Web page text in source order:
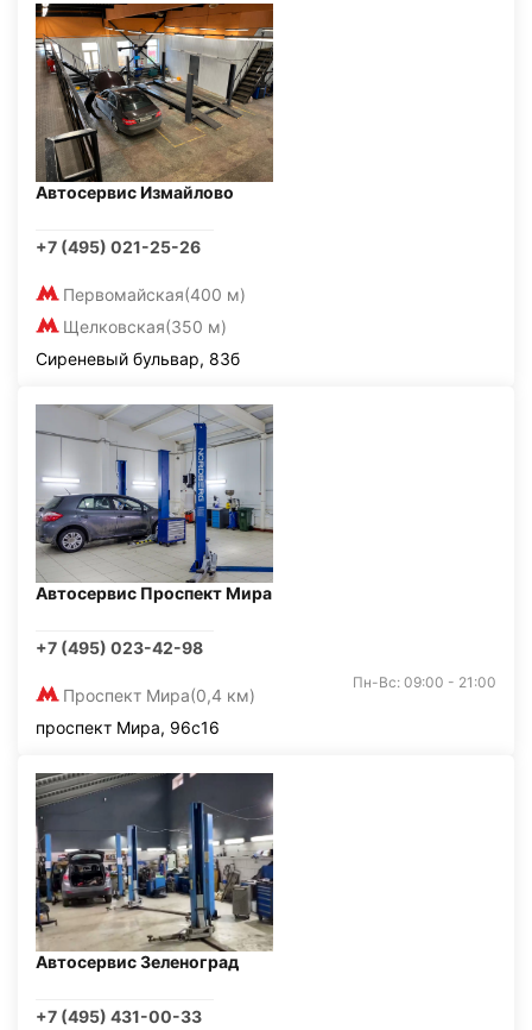
Автосервис Измайлово
+7 (495) 021-25-26
Первомайская(400 м)
Щелковская(350 м)
Сиреневый бульвар, 83б
Автосервис Проспект Мира
+7 (495) 023-42-98
Проспект Мира(0,4 км)
Пн-Вс: 09:00 - 21:00
проспект Мира, 96с16
Автосервис Зеленоград
+7 (495) 431-00-33